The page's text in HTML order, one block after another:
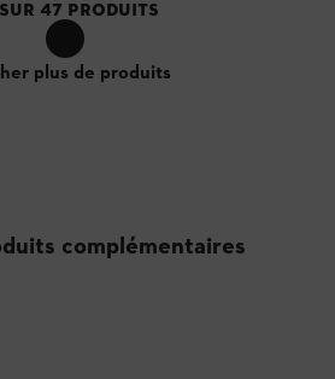
SUR 47 PRODUITS
plus de produits
complémentaires